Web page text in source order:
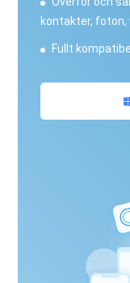
kontakter, foton,
Fullt